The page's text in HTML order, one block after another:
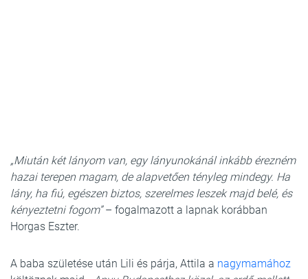
„Miután két lányom van, egy lányunokánál inkább érezném
hazai terepen magam, de alapvetően tényleg mindegy. Ha
lány, ha fiú, egészen biztos, szerelmes leszek majd belé, és
kényeztetni fogom”– fogalmazott a lapnak korábban
Horgas Eszter.
A baba születése után Lili és párja, Attila a nagymamához